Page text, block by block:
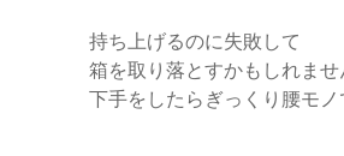
持ち上げるのに失敗して
箱を取り落とすかもしれませ
下手をしたらぎっくり腰モノ